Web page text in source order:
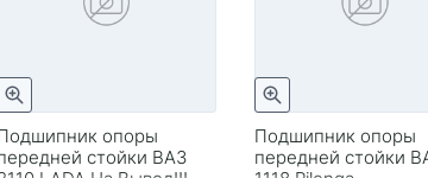
опоры
стойки ВАЗ
Подшипник опоры
передней стойки